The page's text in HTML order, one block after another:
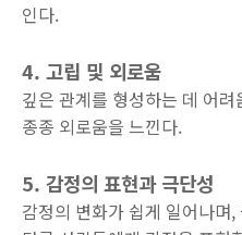
인다.
4. 고립 및 외로움
깊은 관계를 형성하는 데 어
종종 외로움을 느낀다.
5. 감정의 표현과 극단성
감정의 변화가 쉽게 일어나며